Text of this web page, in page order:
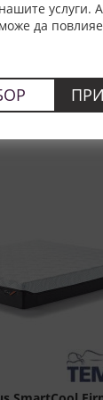
услуги.
да